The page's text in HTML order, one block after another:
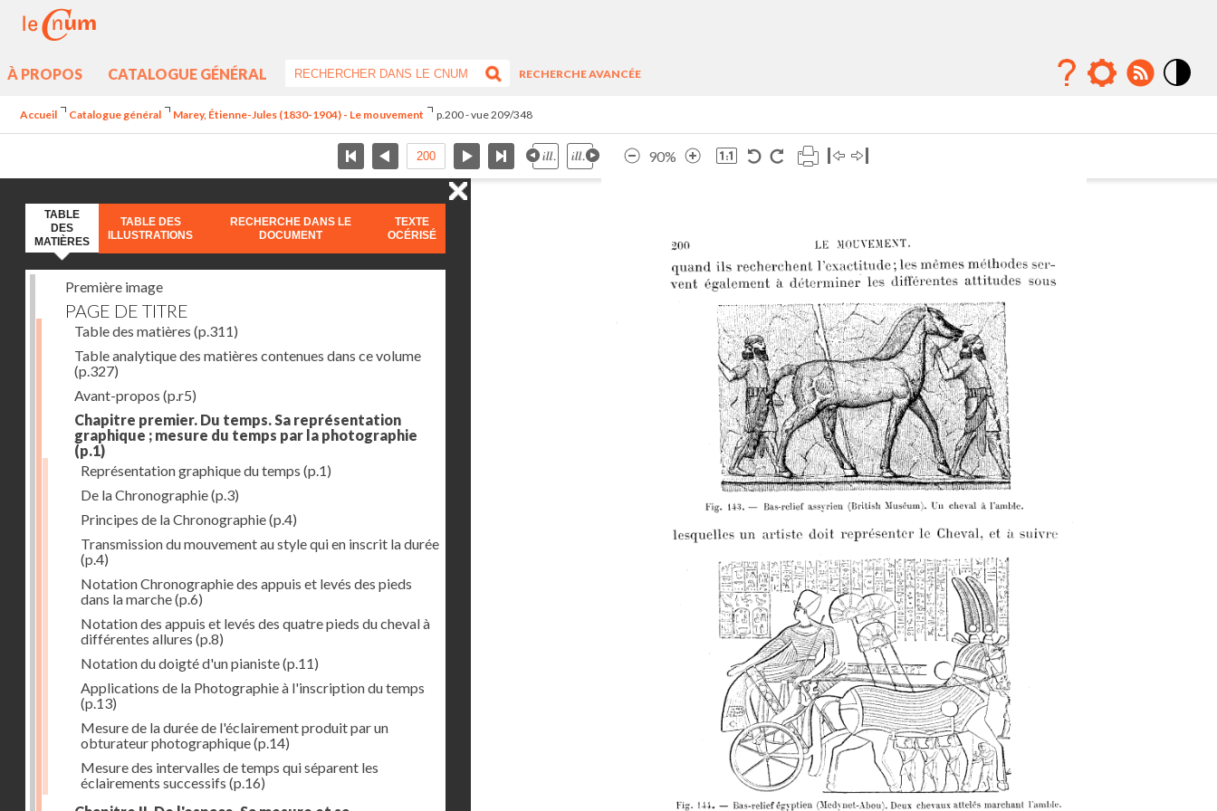
À PROPOS CATALOGUE GÉNÉRAL
RECHERCHE AVANCÉE
Accueil Catalogue général Marey, Étienne-Jules (1830-1904) - Le mouvement p.200 - vue 209/348
90%
TABLE
DES
MATIÈRES
TABLE DES
ILLUSTRATIONS
RECHERCHE DANS LE
DOCUMENT
TEXTE
OCÉRISÉ
Première image
PAGE DE TITRE
Table des matières (p.311)
Table analytique des matières contenues dans ce volume
(p.327)
Avant-propos (p.r5)
Chapitre premier. Du temps. Sa représentation
graphique ; mesure du temps par la photographie
(p.1)
Représentation graphique du temps (p.1)
De la Chronographie(p.3)
Principes de la Chronographie(p.4)
Transmission du mouvement au style qui en inscrit la durée
(p.4)
Notation Chronographie des appuis et levés des pieds
dans la marche(p.6)
Notation des appuis et levés des quatre pieds du cheval à
différentes allures (p.8)
Notation du doigté d'un pianiste(p.11)
Applications de la Photographie à l'inscription du temps
(p.13)
Mesure de la durée de l'éclairement produit par un
obturateur photographique(p.14)
Mesure des intervalles de temps qui séparent les
éclairements successifs (p.16)